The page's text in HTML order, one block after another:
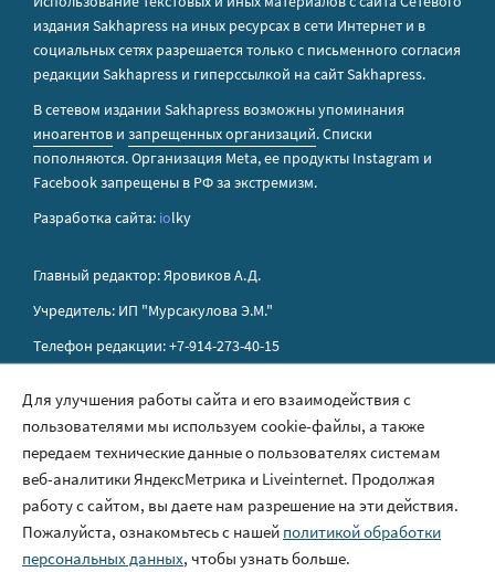
издания Sakhapress на иных ресурсах в сети Интернет и в
социальных сетях разрешается только с письменного согласия
редакции Sakhapress и гиперссылкой на сайт Sakhapress.
В сетевом издании Sakhapress возможны упоминания
иноагентов и запрещенных организаций. Списки
пополняются. Организация Metа, ее продукты Instagram и
Facebook запрещены в РФ за экстремизм.
Разработка сайта: iolky
Главный редактор: Яровиков А.Д.
Учредитель: ИП "Мурсакулова Э.М."
Телефон редакции: +7-914-273-40-15
Правила сайта
Политика обработки персональных данных
Размещение рекламы
Контакты
Для улучшения работы сайта и его взаимодействия с
пользователями мы используем cookie-файлы, а также
передаем технические данные о пользователях системам
веб-аналитики ЯндексМетрика и Liveinternet. Продолжая
работу с сайтом, вы даете нам разрешение на эти действия.
Пожалуйста, ознакомьтесь с нашей политикой обработки
персональных данных, чтобы узнать больше.